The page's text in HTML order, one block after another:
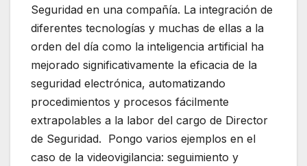
Seguridad en una compañía. La integración de
diferentes tecnologías y muchas de ellas a la
orden del día como la inteligencia artificial ha
mejorado significativamente la eficacia de la
seguridad electrónica, automatizando
procedimientos y procesos fácilmente
extrapolables a la labor del cargo de Director
de Seguridad. Pongo varios ejemplos en el
caso de la videovigilancia: seguimiento y